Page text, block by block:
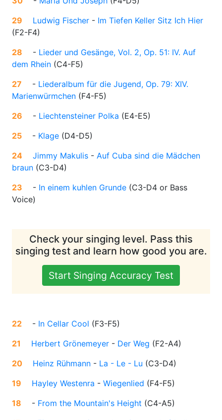
29
Ludwig Fischer - Im Tiefen Keller Sitz Ich Hier
(F2-F4)
28
- Lieder und Gesänge, Vol. 2, Op. 51: IV. Auf
dem Rhein (C4-F5)
27
- Liederalbum für die Jugend, Op. 79: XIV.
Marienwürmchen (F4-F5)
26
- Liechtensteiner Polka (E4-E5)
25
- Klage (D4-D5)
24
Jimmy Makulis - Auf Cuba sind die Mädchen
braun (C3-D4)
23
- In einem kuhlen Grunde (C3-D4 or Bass
Voice)
Check your singing level. Pass this
singing test and learn how good you are.
Start Singing Accuracy Test
22 - In Cellar Cool (F3-F5)
21
Herbert Grönemeyer - Der Weg (F2-A4)
20
Heinz Rühmann - La - Le - Lu (C3-D4)
19
Hayley Westenra - Wiegenlied (F4-F5)
18
- From the Mountain's Height (C4-A5)